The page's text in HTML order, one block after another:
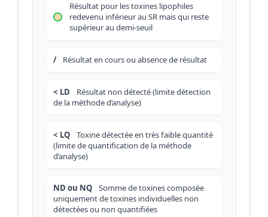
Résultat pour les toxines lipophiles
redevenu inférieur au SR mais qui reste
supérieur au demi-seuil
/ Résultat en cours ou absence de résultat
< LD
Résultat non détecté (limite détection
de la méthode d’analyse)
< LQ
Toxine détectée en très faible quantité
(limite de quantification de la méthode
d’analyse)
ND ou NQ
Somme de toxines composée
uniquement de toxines individuelles non
détectées ou non quantifiées